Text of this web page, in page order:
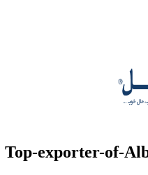
Top-exporter-of-